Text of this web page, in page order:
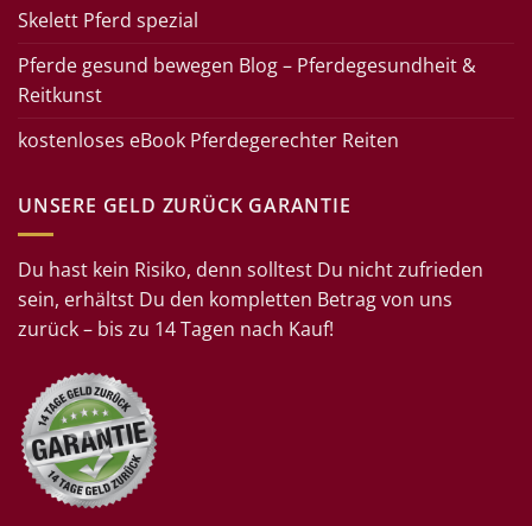
Skelett Pferd spezial
Pferde gesund bewegen Blog – Pferdegesundheit &
Reitkunst
kostenloses eBook Pferdegerechter Reiten
UNSERE GELD ZURÜCK GARANTIE
Du hast kein Risiko, denn solltest Du nicht zufrieden
sein, erhältst Du den kompletten Betrag von uns
zurück – bis zu 14 Tagen nach Kauf!